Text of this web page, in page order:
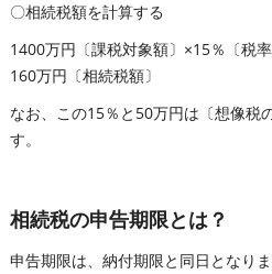
〇相続税額を計算する
1400万円〔課税対象額〕×15％〔税
160万円〔相続税額〕
なお、この15％と50万円は〔想像税
す。
相続税の申告期限とは？
申告期限は、納付期限と同日となりま